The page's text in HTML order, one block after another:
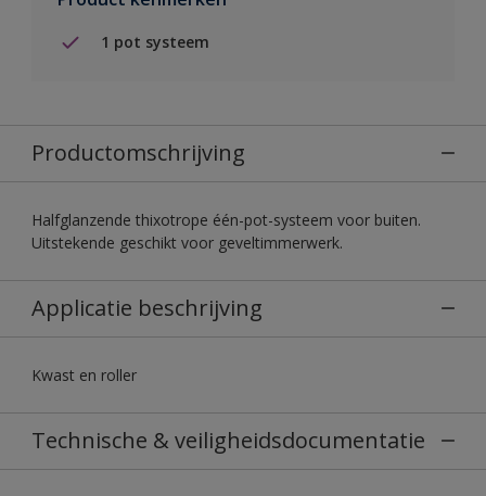
1 pot systeem
Productomschrijving
Halfglanzende thixotrope één-pot-systeem voor buiten.
Uitstekende geschikt voor geveltimmerwerk.
Applicatie beschrijving
Kwast en roller
Technische & veiligheidsdocumentatie